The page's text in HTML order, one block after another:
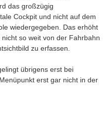
das großzügig
Cockpit und nicht auf dem
wiedergegeben. Das erhöht
so weit von der Fahrbahn
zu erfassen.
übrigens erst bei
erst gar nicht in der